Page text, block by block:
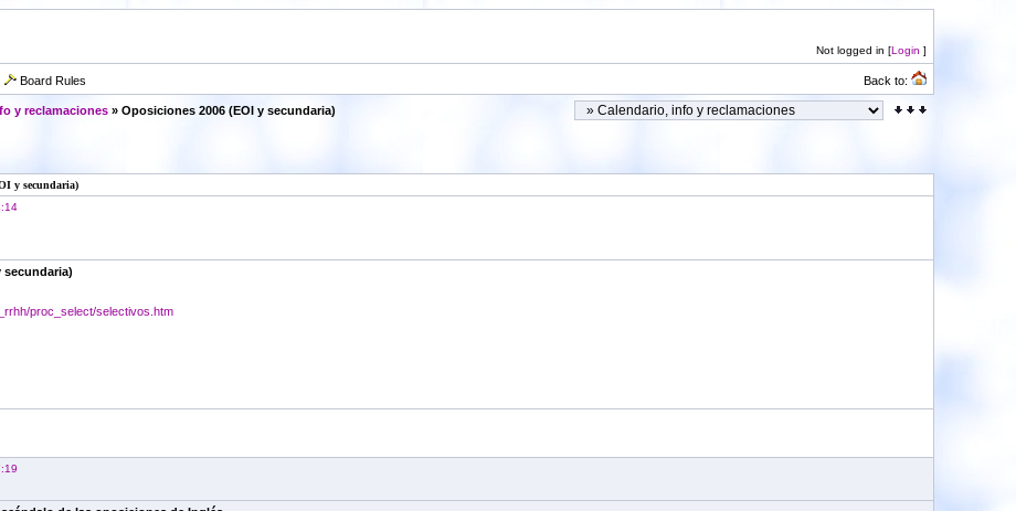
Not logged in [Login ]
Board Rules Back to:
y reclamaciones» Oposiciones 2006 (EOI y secundaria)
y secundaria)
secundaria)
proc_select/selectivos.htm